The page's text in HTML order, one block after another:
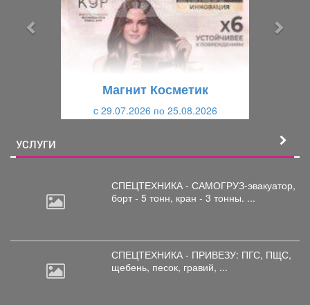
Магнит Косметик
c 29.07.2026 по 25.08.2026
УСЛУГИ
СПЕЦТЕХНИКА - САМОГРУЗ-эвакуатор,
борт - 5 тонн, кран - 3 тонны. ...
СПЕЦТЕХНИКА - ПРИВЕЗУ: ПГС, ПЩС,
щебень, песок, гравий, ...